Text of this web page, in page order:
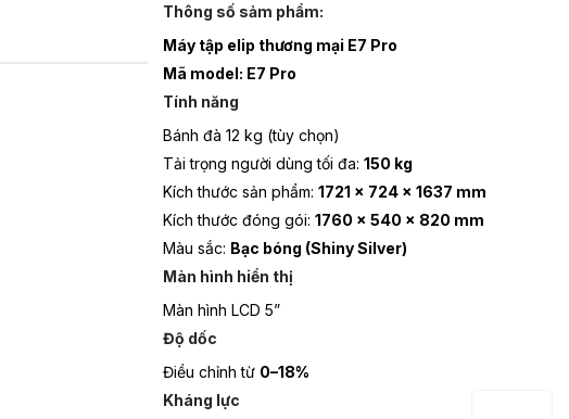
Thông số sảm phẩm:
Máy tập elip thương mại E7 Pro
Mã model: E7 Pro
Tính năng
Bánh đà 12 kg (tùy chọn)
Tải trọng người dùng tối đa: 150 kg
Kích thước sản phẩm: 1721 × 724 × 1637 mm
Kích thước đóng gói: 1760 × 540 × 820 mm
Màu sắc: Bạc bóng (Shiny Silver)
Màn hình hiển thị
Màn hình LCD 5”
Độ dốc
Điều chỉnh từ 0–18%
Kháng lực